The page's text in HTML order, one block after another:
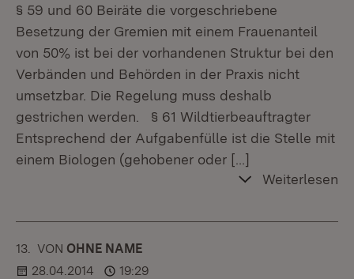
§ 59 und 60 Beiräte die vorgeschriebene
Besetzung der Gremien mit einem Frauenanteil
von 50% ist bei der vorhandenen Struktur bei den
Verbänden und Behörden in der Praxis nicht
umsetzbar. Die Regelung muss deshalb
gestrichen werden. § 61 Wildtierbeauftragter
Entsprechend der Aufgabenfülle ist die Stelle mit
einem Biologen (gehobener oder […]
Weiterlesen
13. KOMMENTAR
VON :OHNE NAME
28.04.2014
19:29